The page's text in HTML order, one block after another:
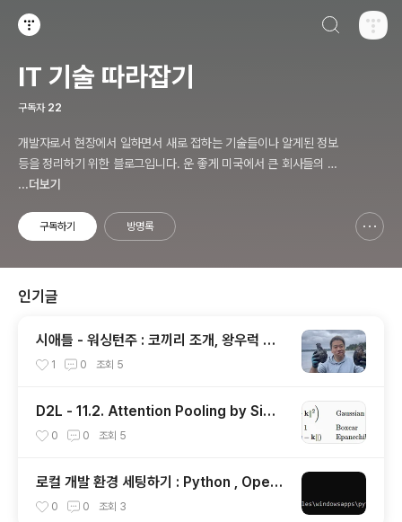
IT 기술 따라잡기
구독자 22
개발자로서 현장에서 일하면서 새로 접하는 기술들이나 알게된 정보
등을 정리하기 위한 블로그입니다. 운 좋게 미국에서 큰 회사들의 프
로젝트에서 컬설턴트로 일하고 있어서 새로운 기술들을 접할 기회가
분들과 정보를 공유하고 싶습니다.
...더보기
구독하기 방명록
인기글
시애틀 - 워싱턴주 : 코끼리 조개, 왕우럭 조
개, 굴, 홍합이 널려 있는 집 근처 해변.
1 0 조회 5
D2L - 11.2. Attention Pooling by Simil
arity
0 0 조회 5
로컬 개발 환경 세팅하기 : Python , Open
AI Install
0 0 조회 3